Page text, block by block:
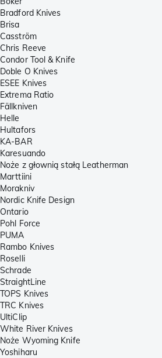
Bradford Knives
Brisa
Casström
Chris Reeve
Condor Tool & Knife
Doble O Knives
ESEE Knives
Extrema Ratio
Fällkniven
Helle
Hultafors
KA-BAR
Karesuando
Noże z głownią stałą Leatherman
Marttiini
Morakniv
Nordic Knife Design
Ontario
Pohl Force
PUMA
Rambo Knives
Roselli
Schrade
StraightLine
TOPS Knives
TRC Knives
UltiClip
White River Knives
Noże Wyoming Knife
Yoshiharu